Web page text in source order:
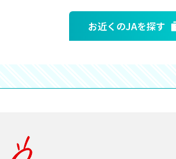
お近くのJAを探す